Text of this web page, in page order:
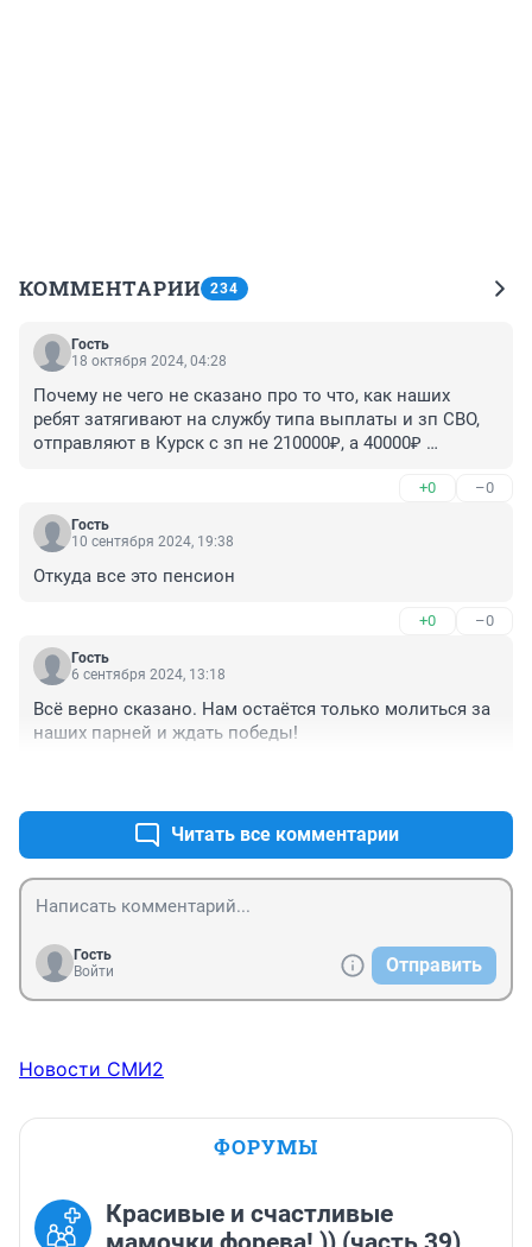
КОММЕНТАРИИ 234
Гость
18 октября 2024, 04:28
Почему не чего не сказано про то что, как наших
ребят затягивают на службу типа выплаты и зп СВО,
отправляют в Курск с зп не 210000₽, а 40000₽
+0 –0
Гость
10 сентября 2024, 19:38
Откуда все это пенсион
+0 –0
Гость
6 сентября 2024, 13:18
Всё верно сказано. Нам остаётся только молиться за
наших парней и ждать победы!
Читать все комментарии
Гость
Войти
Отправить
Новости СМИ2
ФОРУМЫ
Красивые и счастливые